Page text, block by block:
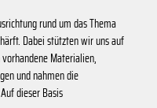
rund um das Thema
Dabei stützten wir uns auf
Materialien,
und nahmen die
dieser Basis